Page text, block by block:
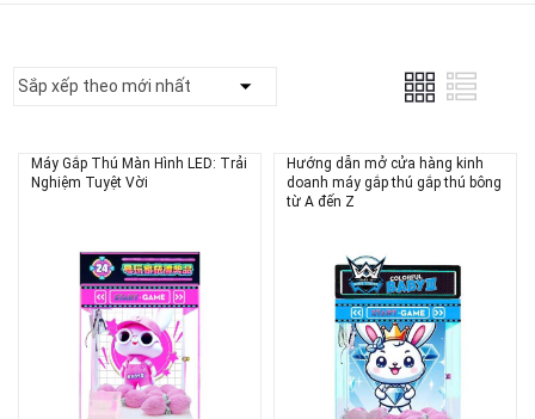
Máy Gắp Thú Màn Hình LED: Trải
Nghiệm Tuyệt Vời
Hướng dẫn mở cửa hàng kinh
doanh máy gắp thú gắp thú bông
từ A đến Z